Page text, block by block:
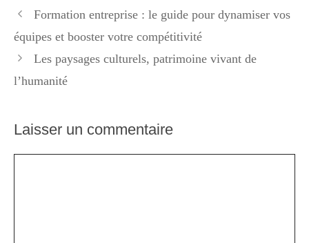
Formation entreprise : le guide pour dynamiser vos
équipes et booster votre compétitivité
Les paysages culturels, patrimoine vivant de
l’humanité
Laisser un commentaire